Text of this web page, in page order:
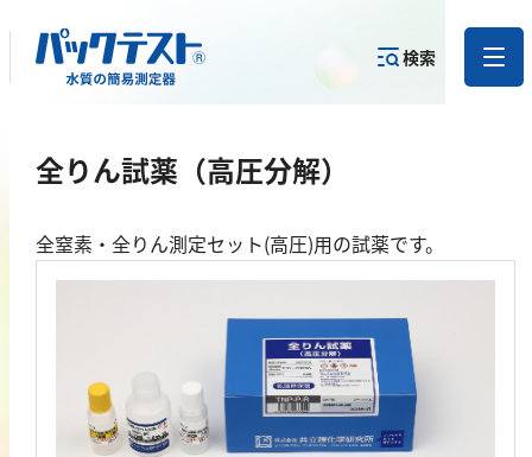
検索
全りん試薬（高圧分解）
全窒素・全りん測定セット(高圧)用の試薬です。
ら
製品を探す
目的から
製品を探す
カテゴリー
で探す
金属
カドミウム